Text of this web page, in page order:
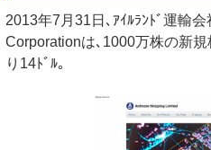
2013年7月31日､ｱｲﾙﾗﾝﾄﾞ運輸
Corporationは､1000万株の新
り14ﾄﾞﾙ｡